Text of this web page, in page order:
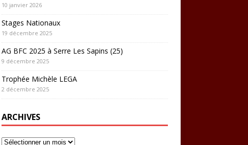
10 janvier 2026
Stages Nationaux
19 décembre 2025
AG BFC 2025 à Serre Les Sapins (25)
9 décembre 2025
Trophée Michèle LEGA
2 décembre 2025
ARCHIVES